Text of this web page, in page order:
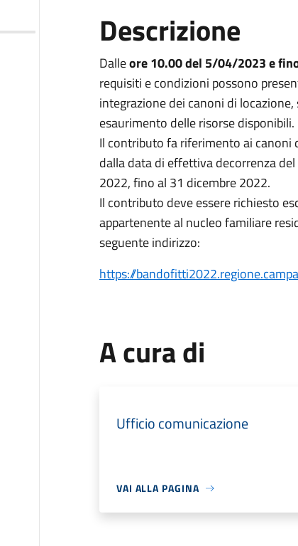
Descrizione
Dalleore 10.00 del 5/04/2023 e
requisiti e condizioni possono
integrazione dei canoni di
esaurimento delle risorse disponibili.
Il contributo fa riferimento ai canoni
dalla data di effettiva decorrenza
2022, fino al 31 dicembre 2022.
Il contributo deve essere richiesto
appartenente al nucleo familiare
seguente indirizzo:
https://
A cura di
Ufficio comunicazione
VAI ALLA PAGINA